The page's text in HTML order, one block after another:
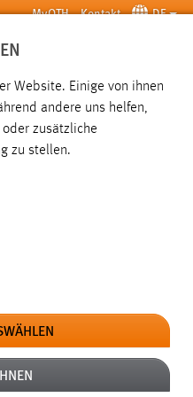
MyOTH Kontakt DE
SUCHE
Website. Einige von ihnen
andere uns helfen,
zusätzliche
zu stellen.